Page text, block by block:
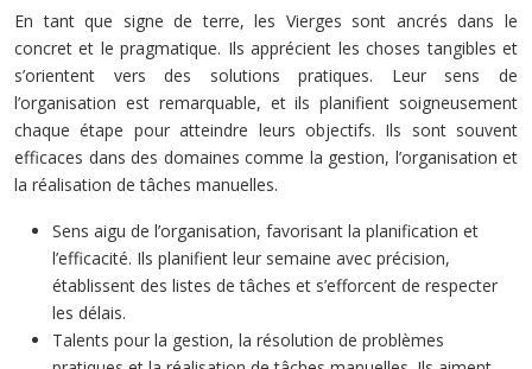
En tant que signe de terre, les Vierges sont ancrés dans le
concret et le pragmatique. Ils apprécient les choses tangibles et
s’orientent vers des solutions pratiques. Leur sens de
l’organisation est remarquable, et ils planifient soigneusement
chaque étape pour atteindre leurs objectifs. Ils sont souvent
efficaces dans des domaines comme la gestion, l’organisation et
la réalisation de tâches manuelles.
Sens aigu de l’organisation, favorisant la planification et
l’efficacité. Ils planifient leur semaine avec précision,
établissent des listes de tâches et s’efforcent de respecter
les délais.
Talents pour la gestion, la résolution de problèmes